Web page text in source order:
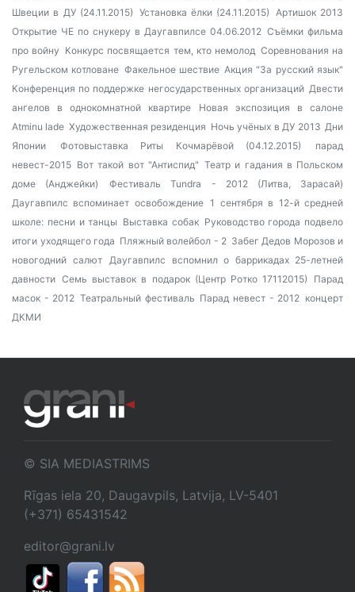
Швеции в ДУ (24.11.2015) Установка ёлки (24.11.2015) Артишок 2013
Открытие ЧЕ по снукеру в Даугавпилсе 04.06.2012 Съёмки фильма
про войну Конкурс посвящается тем, кто немолод Соревнования на
Ругельском котловане Факельное шествие Акция "За русский язык"
Конференция по поддержке негосударственных организаций Двести
ангелов в однокомнатной квартире
Новая экспозиция в салоне
Atminu lade Художественная резиденция Ночь учёных в ДУ 2013 Дни
Японии
Фотовыставка Риты Кочмарёвой (04.12.2015)
парад
невест-2015 Вот такой вот "Антиспид" Театр и гадания в Польском
доме (Анджейки)
Фестиваль Tundra - 2012 (Литва, Зарасай)
Даугавпилс вспоминает освобождение 1 сентября в 12-й средней
школе: песни и танцы Выставка собак Руководство города подвело
итоги уходящего года Пляжный волейбол - 2 Забег Дедов Морозов и
новогодний салют
Даугавпилс вспомнил о баррикадах 25-летней
давности Семь выставок в подарок (Центр Ротко 17112015)
Парад
масок - 2012 Театральный фестиваль Парад невест - 2012 концерт
ДКМИ
© SIA MEDIASTRIMS
Rīgas iela 20, Daugavpils, Latvija, LV-5401
(+371) 65431542
editor@grani.lv